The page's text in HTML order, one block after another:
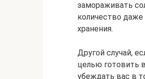
замораживать
количество
хранения.
Другой случай,
целью готовить
убеждать вас в